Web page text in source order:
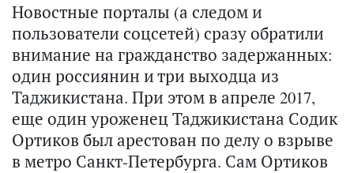
Новостные порталы (а следом и
пользователи соцсетей) сразу обратили
внимание на гражданство задержанных:
один россиянин и три выходца из
Таджикистана. При этом в апреле 2017,
еще один уроженец Таджикистана Содик
Ортиков был арестован по делу о взрыве
в метро Санкт-Петербурга. Сам Ортиков